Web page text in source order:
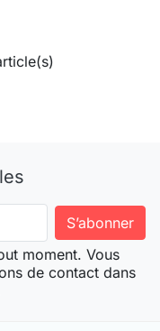
moment. Vous
de contact dans